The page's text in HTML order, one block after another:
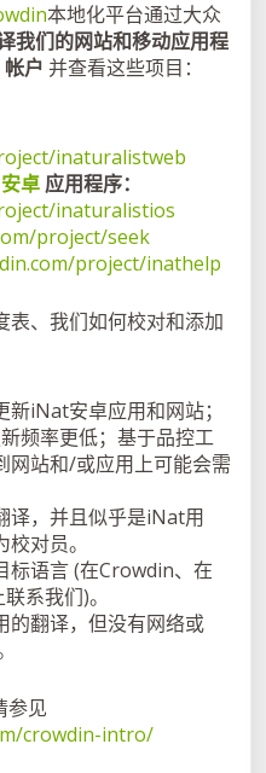
本地化平台通过大众
我们的网站和移动应用程
户 并查看这些项目：
inaturalistweb
安卓 应用程序：
inaturalistios
project/seek
project/inathelp
表、我们如何校对和添加
iNat安卓应用和网站；
频率更低；基于品控工
网站和/或应用上可能会需
译，并且似乎是iNat用
校对员。
标语言 (在Crowdin、在
联系我们)。
的翻译，但没有网络或
参见
crowdin-intro/